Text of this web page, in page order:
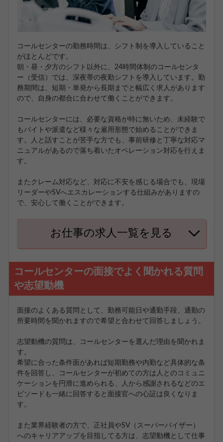
コールセンターの勤務時間は、シフト制を導入していること
がほとんどです。
朝・昼・夕方のシフト以外に、24時間体制のコールセンタ
ー（受信）では、深夜帯の夜勤シフトを導入しています。勤
務期間は、短期・単発から長期までと幅広く求人があります
ので、自身の都合に合わせて働くことができます。
コールセンターには、必要な資格が特に無いため、未経験で
もバイトや派遣など様々な雇用形態で始めることができま
す。人と話すことが苦手な方でも、事前研修と丁寧な対応マ
ニュアルがあるので落ち着いたオペレーション対応を行えま
す。
またクレーム対応など、対応に不安を感じる場合でも、現場
リーダーやSVへエスカレーションする仕組みがありますの
で、安心して働くことができます。
お仕事の求人一覧を見る
コールセンターの面接でよく聞かれる質問
や志望動機
面接のよくある質問として、勤務可能日や通勤手段、通勤の
所要時間を聞かれますので希望と合わせて回答しましょう。
志望動機の質問は、コールセンターを選んだ理由を聞かれま
す。
希望に合った条件面があれば短期勤務や内勤など具体的な条
件を回答し、コールセンターが初めての方は人とのコミュニ
ケーションを円滑に進められる、人から感謝されるなどのエ
ピソードも一緒に回答すると面接官への心証は良くなりま
す。
また業界経験者の方で、正社員やSV（スーパーバイザー）
へのキャリアアップを目指してる方は、志望動機として仕事